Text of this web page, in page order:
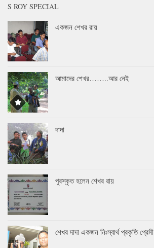
S ROY SPECIAL
একজন শেখর রায়
আমাদের শেখর……..আর নেই
দাদা
পুরস্কৃত হলেন শেখর রায়
শেখর দাদা একজন নিঃস্বার্থ প্রকৃতি প্রেমী